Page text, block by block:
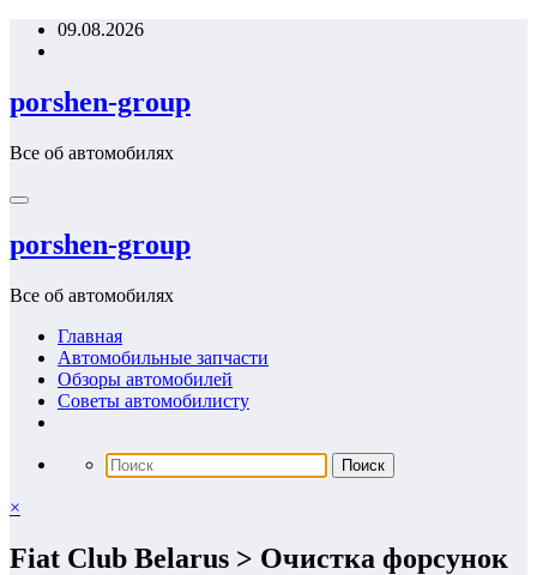
Перейти09.08.2026
porshen-group
Все об автомобилях
porshen-group
Все об автомобилях
Главная
Автомобильные запчасти
Обзоры автомобилей
Советы автомобилисту
×
Fiat Club Belarus > Очистка форсунок